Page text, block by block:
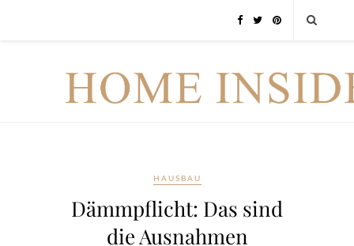
HAUSBAU
Dämmpflicht: Das sind
die Ausnahmen